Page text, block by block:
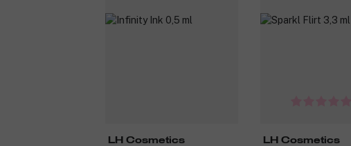
LH Cosmetics
LH Cosmetics